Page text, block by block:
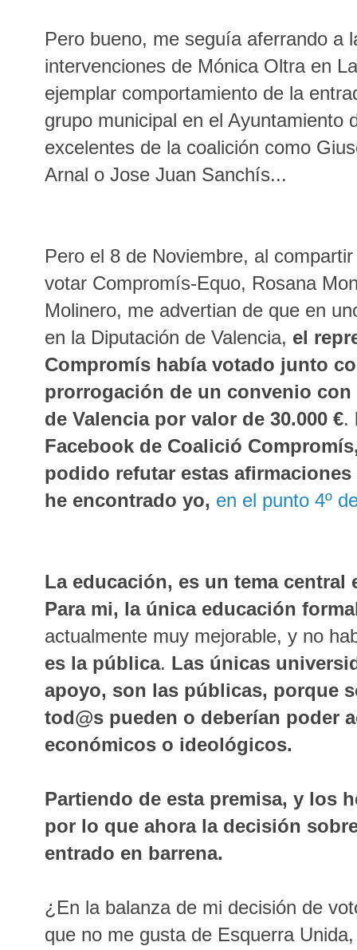
Pero bueno, me seguía aferrando a
intervenciones de Mónica Oltra en
ejemplar comportamiento de la
grupo municipal en el Ayuntamiento
excelentes de la coalición como
Arnal o Jose Juan Sanchís...
Pero el 8 de Noviembre, al
votar Compromís-Equo, Rosana
Molinero, me advertian de que en
en la Diputación de Valencia, el
Compromís había votado junto
prorrogación de un convenio
de Valencia por valor de 30.000 €.
Facebook de Coalició
podido refutar estas
he encontrado yo, en el punto 4º
La educación, es un tema central
Para mi, la única educación
actualmente muy mejorable, y no
es la pública. Las únicas
apoyo, son las públicas, porque
tod@s pueden o deberían poder
económicos o ideológicos.
Partiendo de esta premisa, y los
por lo que ahora la decisión
entrado en barrena.
¿En la balanza de mi decisión de
que no me gusta de Esquerra